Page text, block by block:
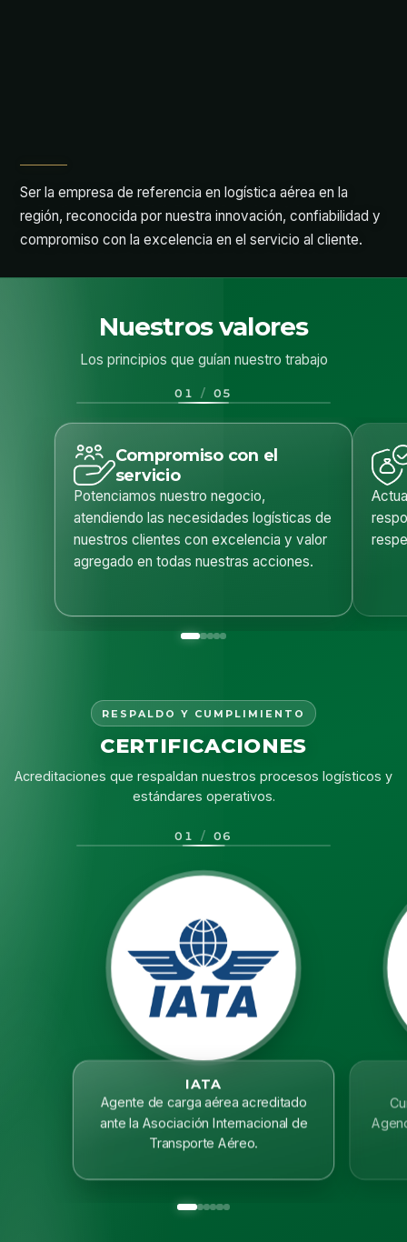
Ser la empresa de referencia en logística aérea en la
región, reconocida por nuestra innovación, confiabilidad y
compromiso con la excelencia en el servicio al cliente.
Nuestros valores
Los principios que guían nuestro trabajo
01 / 05
Compromiso con el
servicio
Potenciamos nuestro negocio,
atendiendo las necesidades logísticas de
nuestros clientes con excelencia y valor
agregado en todas nuestras acciones.
RESPALDO Y CUMPLIMIENTO
CERTIFICACIONES
Acreditaciones que respaldan nuestros procesos logísticos y
estándares operativos.
01 / 06
IATA
Agente de carga aérea acreditado
ante la Asociación Internacional de
Transporte Aéreo.